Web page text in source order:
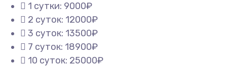
1 сутки: 9000₽
2 суток: 12000₽
3 суток: 13500₽
7 суток: 18900₽
10 суток: 25000₽